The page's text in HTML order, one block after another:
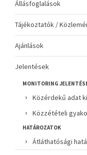
Állásfoglalások
Tájékoztatók /
Ajánlások
Jelentések
MONITORING
Közérdekű adat
Közzétételi
HATÁROZATOK
Átláthatósági